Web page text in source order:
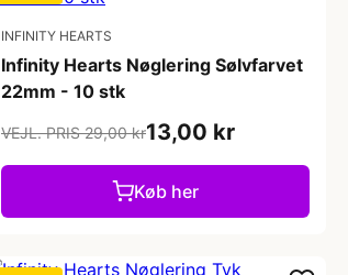
INFINITY HEARTS
Infinity Hearts Nøglering Sølvfarvet
22mm - 10 stk
VEJL. PRIS 29,00 kr13,00 kr
Køb her